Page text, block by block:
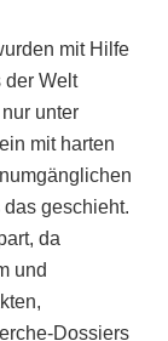
mit Hilfe
der Welt
unter
mit harten
geschieht.
da
und
Dossiers